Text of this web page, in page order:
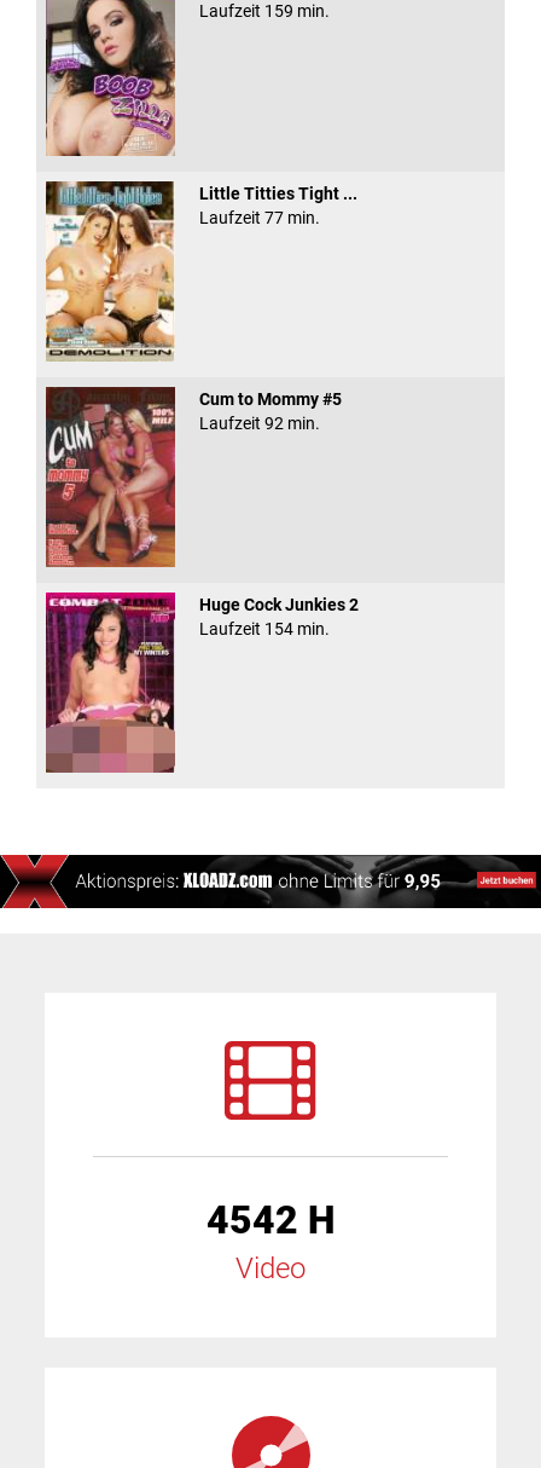
Laufzeit 159 min.
Little Titties Tight ...
Laufzeit 77 min.
Cum to Mommy #5
Laufzeit 92 min.
Huge Cock Junkies 2
Laufzeit 154 min.
4542 H
Video